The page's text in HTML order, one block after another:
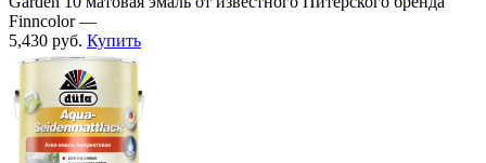
Finncolor —
5,430 руб. Купить